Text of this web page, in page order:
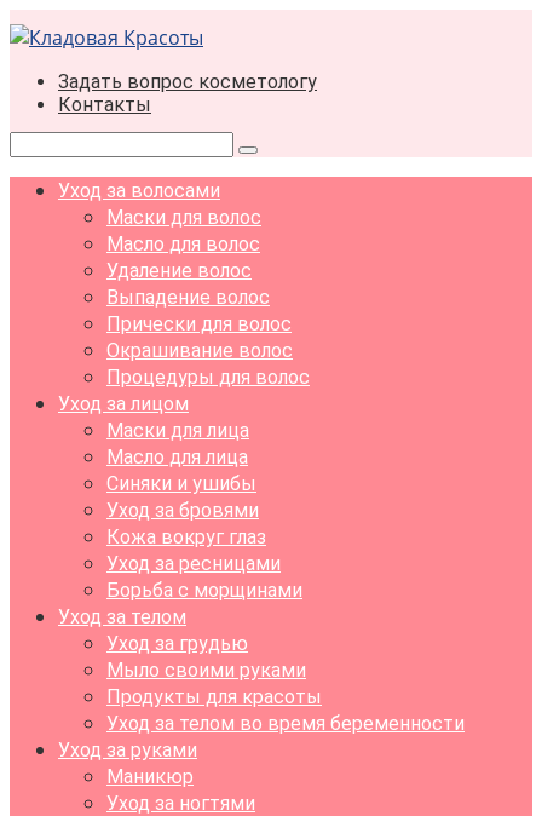
Перейти
к
контентуЗадать вопрос косметологу
Контакты
Поиск:
Уход за волосами
Маски для волос
Масло для волос
Удаление волос
Выпадение волос
Прически для волос
Окрашивание волос
Процедуры для волос
Уход за лицом
Маски для лица
Масло для лица
Синяки и ушибы
Уход за бровями
Кожа вокруг глаз
Уход за ресницами
Борьба с морщинами
Уход за телом
Уход за грудью
Мыло своими руками
Продукты для красоты
Уход за телом во время беременности
Уход за руками
Маникюр
Уход за ногтями